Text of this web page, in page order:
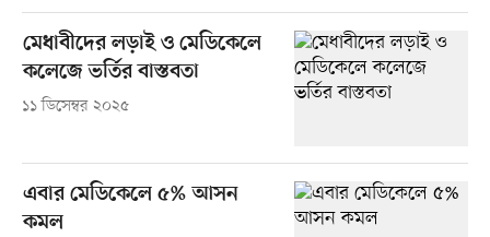
মেধাবীদের লড়াই ও মেডিকেলে
কলেজে ভর্তির বাস্তবতা
১১ ডিসেম্বর ২০২৫
এবার মেডিকেলে ৫% আসন
কমল